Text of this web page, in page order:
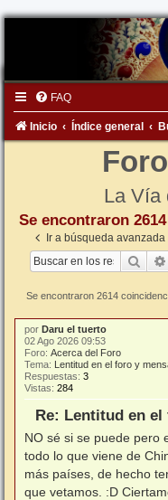
FAQ
Inicio Índice general
La Vía
Se encontraron
Ir a búsqueda avanzada
Se encontraron 2614
por Daru el tuerto
02 Ago 2026 09:53
Foro: Acerca del Foro
Tema: Lentitud en el foro y
Respuestas: 3
Vistas: 284
Re: Lentitud en
NO sé si se puede pero
todo lo que viene de
más países, de hecho
que vetamos. :D